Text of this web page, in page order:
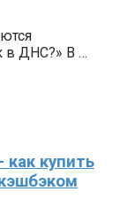
в ДНС?» В …
как купить